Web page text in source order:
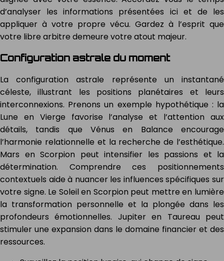
d’analyser les informations présentées ici et de les
appliquer à votre propre vécu. Gardez à l’esprit que
votre libre arbitre demeure votre atout majeur.
Configuration astrale du moment
La configuration astrale représente un instantané
céleste, illustrant les positions planétaires et leurs
interconnexions. Prenons un exemple hypothétique : la
Lune en Vierge favorise l’analyse et l’attention aux
détails, tandis que Vénus en Balance encourage
l’harmonie relationnelle et la recherche de l’esthétique.
Mars en Scorpion peut intensifier les passions et la
détermination. Comprendre ces positionnements
contextuels aide à nuancer les influences spécifiques sur
votre signe. Le Soleil en Scorpion peut mettre en lumière
la transformation personnelle et la plongée dans les
profondeurs émotionnelles. Jupiter en Taureau peut
stimuler une expansion dans le domaine financier et des
ressources.